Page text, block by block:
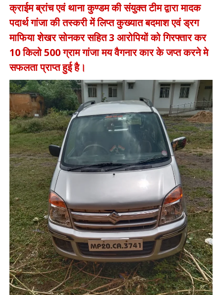
क्राईम ब्रांच एवं थाना कुण्डम की संयुक्त टीम द्वारा मादक
पदार्थ गांजा की तस्करी में लिप्त कुख्यात बदमाश एवं ड्रग
माफिया शेखर सोनकर सहित 3 आरोपियों को गिरफ्तार कर
10 किलो 500 ग्राम गांजा मय वैगनार कार के जप्त करने मे
सफलता प्राप्त हुई है।